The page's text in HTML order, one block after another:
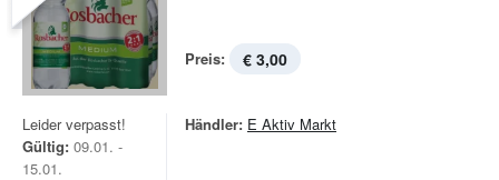
Preis: € 3,00
Leider verpasst!
Gültig: 09.01. -
15.01.
Händler: E Aktiv Markt